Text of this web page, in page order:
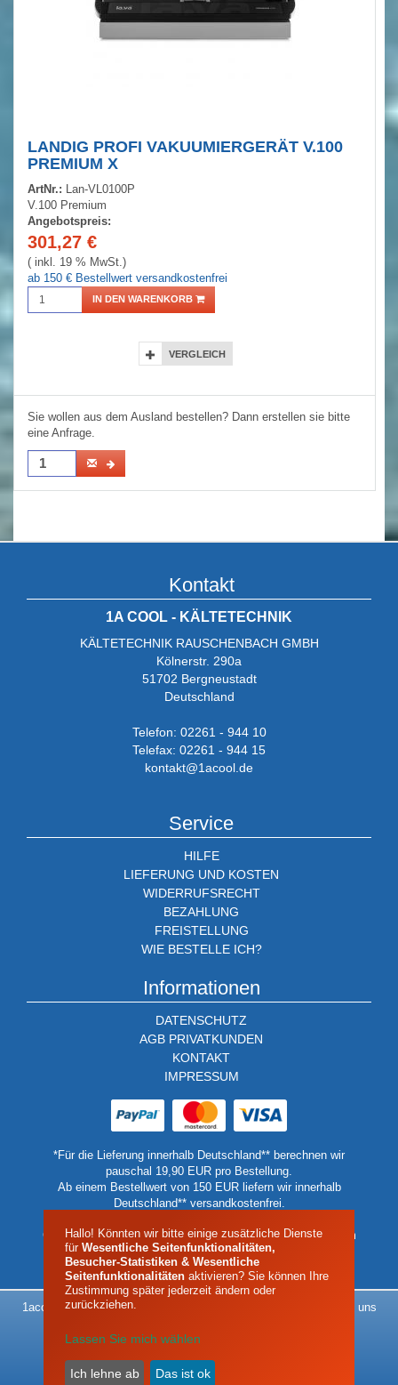
LANDIG PROFI VAKUUMIERGERÄT V.100
PREMIUM X
ArtNr.:
Lan-VL0100P
V.100 Premium
Angebotspreis:
301,27 €
( inkl. 19 % MwSt.)
ab 150 € Bestellwert versandkostenfrei
IN DEN WARENKORB
VERGLEICH
Sie wollen aus dem Ausland bestellen? Dann erstellen sie bitte
eine Anfrage.
Kontakt
1A COOL - KÄLTETECHNIK
KÄLTETECHNIK RAUSCHENBACH GMBH
Kölnerstr. 290a
51702 Bergneustadt
Deutschland
Telefon: 02261 - 944 10
Telefax: 02261 - 944 15
kontakt@1acool.de
Service
HILFE
LIEFERUNG UND KOSTEN
WIDERRUFSRECHT
BEZAHLUNG
FREISTELLUNG
WIE BESTELLE ICH?
Informationen
DATENSCHUTZ
AGB PRIVATKUNDEN
KONTAKT
IMPRESSUM
*Für die Lieferung innerhalb Deutschland** berechnen wir
pauschal 19,90 EUR pro Bestellung.
Ab einem Bestellwert von 150 EUR liefern wir innerhalb
Deutschland** versandkostenfrei.
Geben Sie in diesen Fällen bitte eine Lieferadressen auf dem
Festland oder einer Talstation an.
1acool - Alles rund um das Thema Kältetechnik - Das Klima liegt uns
| Impressum |
Hallo! Könnten wir bitte einige zusätzliche Dienste
für Wesentliche Seitenfunktionalitäten,
Besucher-Statistiken & Wesentliche
Seitenfunktionalitäten aktivieren? Sie können Ihre
Zustimmung später jederzeit ändern oder
zurückziehen.
Lassen Sie mich wählen
Ich lehne ab Das ist ok